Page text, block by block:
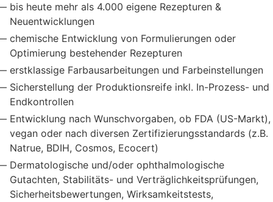
bis heute mehr als 4.000 eigene Rezepturen &
Neuentwicklungen
chemische Entwicklung von Formulierungen oder
Optimierung bestehender Rezepturen
erstklassige Farbausarbeitungen und Farbeinstellungen
Sicherstellung der Produktionsreife inkl. In-Prozess- und
Endkontrollen
Entwicklung nach Wunschvorgaben, ob FDA (US-Markt),
vegan oder nach diversen Zertifizierungsstandards (z.B.
Natrue, BDIH, Cosmos, Ecocert)
Dermatologische und/oder ophthalmologische
Gutachten, Stabilitäts- und Verträglichkeitsprüfungen,
Sicherheitsbewertungen, Wirksamkeitstests,